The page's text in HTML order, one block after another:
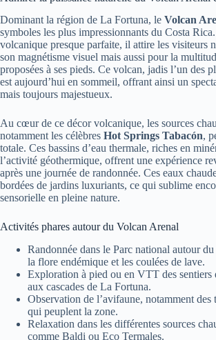
Dominant la région de La Fortuna, le Volcan
symboles les plus impressionnants du Costa
volcanique presque parfaite, il attire les visiteurs
son magnétisme visuel mais aussi pour la
proposées à ses pieds. Ce volcan, jadis l’un des
est aujourd’hui en sommeil, offrant ainsi un
mais toujours majestueux.
Au cœur de ce décor volcanique, les sources
notamment les célèbres Hot Springs Tabacón,
totale. Ces bassins d’eau thermale, riches en
l’activité géothermique, offrent une expérience
après une journée de randonnée. Ces eaux
bordées de jardins luxuriants, ce qui sublime
sensorielle en pleine nature.
Activités phares autour du Volcan Arenal
Randonnée dans le Parc national autour
la flore endémique et les coulées de lave.
Exploration à pied ou en VTT des sentiers
aux cascades de La Fortuna.
Observation de l’avifaune, notamment des
qui peuplent la zone.
Relaxation dans les différentes sources
comme Baldi ou Eco Termales.